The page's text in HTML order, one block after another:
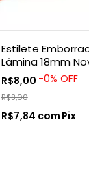
Estilete
Lâmina 18mm
R$8,00 -0% OFF
R$8,00
R$7,84 com Pix